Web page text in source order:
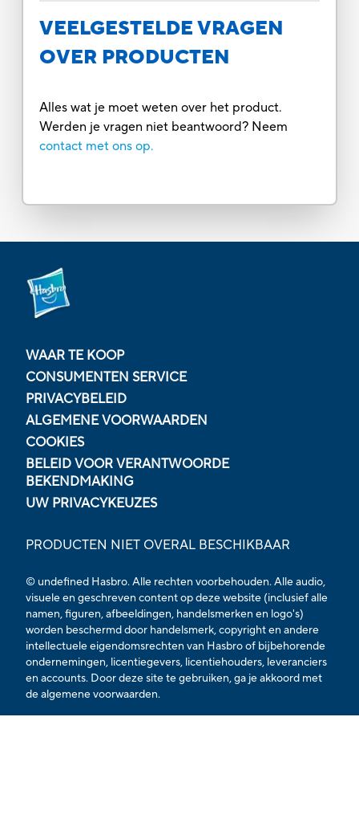
VEELGESTELDE VRAGEN
OVER PRODUCTEN
Alles wat je moet weten over het product.
Werden je vragen niet beantwoord? Neem
contact met ons op.
WAAR TE KOOP
CONSUMENTEN SERVICE
PRIVACYBELEID
ALGEMENE VOORWAARDEN
COOKIES
BELEID VOOR VERANTWOORDE
BEKENDMAKING
UW PRIVACYKEUZES
PRODUCTEN NIET OVERAL BESCHIKBAAR
© undefined Hasbro. Alle rechten voorbehouden. Alle audio,
visuele en geschreven content op deze website (inclusief alle
namen, figuren, afbeeldingen, handelsmerken en logo's)
worden beschermd door handelsmerk, copyright en andere
intellectuele eigendomsrechten van Hasbro of bijbehorende
ondernemingen, licentiegevers, licentiehouders, leveranciers
en accounts. Door deze site te gebruiken, ga je akkoord met
dealgemene voorwaarden.